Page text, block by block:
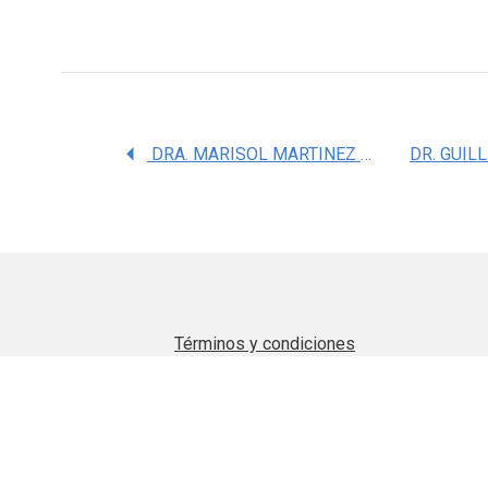
DRA. MARISOL MARTINEZ MARTINEZ
Términos y condiciones